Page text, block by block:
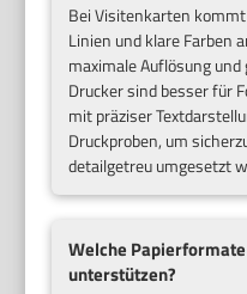
Bei Visitenkarten
Linien und klare Farben
maximale Auflösung
Drucker sind besser für
mit präziser
Druckproben, um
detailgetreu umgesetzt
Welche
unterstützen?